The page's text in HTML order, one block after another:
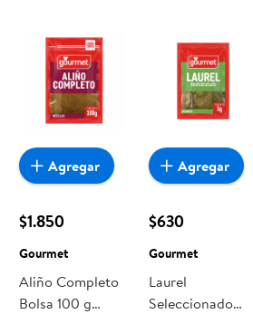
$1.850
Gourmet
Aliño Completo
Bolsa 100 g
Agregar
$630
Gourmet
Laurel
Seleccionado
Agregar